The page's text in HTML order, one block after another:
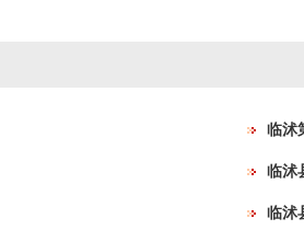
临沭
临沭
临沭